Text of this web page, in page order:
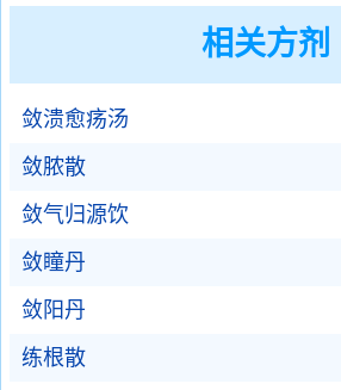
相关方剂
敛溃愈疡汤
敛脓散
敛气归源饮
敛瞳丹
敛阳丹
练根散